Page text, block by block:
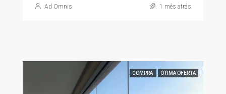
Ad Omnis 1 mês atrás
COMPRA ÓTIMA OFERTA